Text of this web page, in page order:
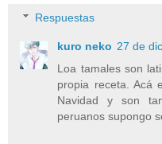
Respuestas
kuro neko 27 de
Loa tamales son
propia receta. Acá
Navidad y son
peruanos supongo